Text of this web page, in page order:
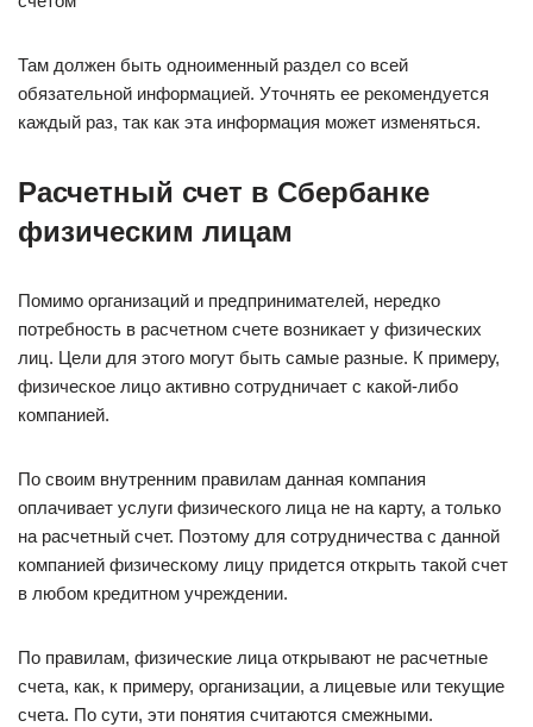
Там должен быть одноименный раздел со всей
обязательной информацией. Уточнять ее рекомендуется
каждый раз, так как эта информация может изменяться.
Расчетный счет в Сбербанке
физическим лицам
Помимо организаций и предпринимателей, нередко
потребность в расчетном счете возникает у физических
лиц. Цели для этого могут быть самые разные. К примеру,
физическое лицо активно сотрудничает с какой-либо
компанией.
По своим внутренним правилам данная компания
оплачивает услуги физического лица не на карту, а только
на расчетный счет. Поэтому для сотрудничества с данной
компанией физическому лицу придется открыть такой счет
в любом кредитном учреждении.
По правилам, физические лица открывают не расчетные
счета, как, к примеру, организации, а лицевые или текущие
счета. По сути, эти понятия считаются смежными.